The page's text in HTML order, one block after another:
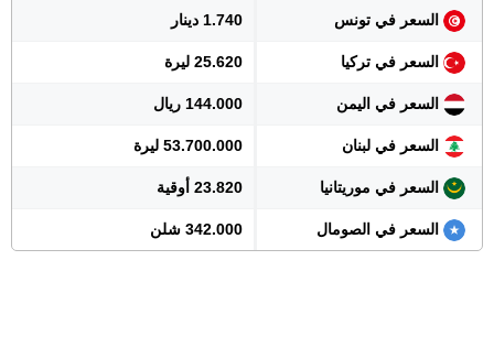
السعر في تونس 1.740 دينار
السعر في تركيا 25.620 ليرة
السعر في اليمن 144.000 ريال
السعر في لبنان 53.700.000 ليرة
السعر في موريتانيا 23.820 أوقية
السعر في الصومال 342.000 شلن